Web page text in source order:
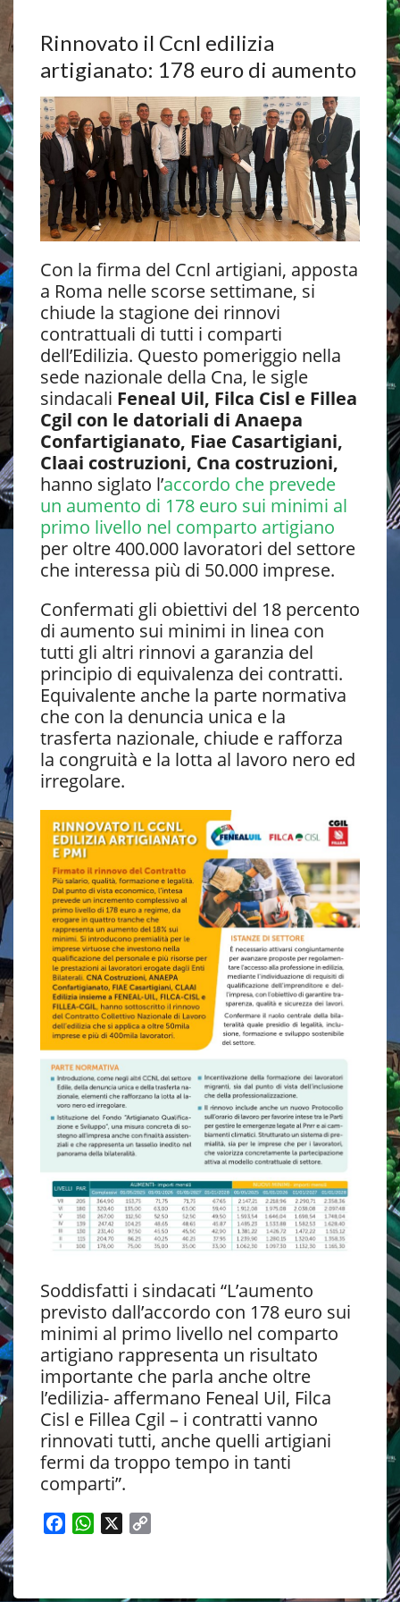
Rinnovato il Ccnl edilizia
artigianato: 178 euro di aumento
Con la firma del Ccnl artigiani, apposta
a Roma nelle scorse settimane, si
chiude la stagione dei rinnovi
contrattuali di tutti i comparti
dell’Edilizia. Questo pomeriggio nella
sede nazionale della Cna, le sigle
sindacali Feneal Uil, Filca Cisl e Fillea
Cgil con le datoriali di Anaepa
Confartigianato, Fiae Casartigiani,
Claai costruzioni, Cna costruzioni,
hanno siglato l’accordo che prevede
un aumento di 178 euro sui minimi al
primo livello nel comparto artigiano
per oltre 400.000 lavoratori del settore
che interessa più di 50.000 imprese.
Confermati gli obiettivi del 18 percento
di aumento sui minimi in linea con
tutti gli altri rinnovi a garanzia del
principio di equivalenza dei contratti.
Equivalente anche la parte normativa
che con la denuncia unica e la
trasferta nazionale, chiude e rafforza
la congruità e la lotta al lavoro nero ed
irregolare.
Soddisfatti i sindacati “L’aumento
previsto dall’accordo con 178 euro sui
minimi al primo livello nel comparto
artigiano rappresenta un risultato
importante che parla anche oltre
l’edilizia- affermano Feneal Uil, Filca
Cisl e Fillea Cgil – i contratti vanno
rinnovati tutti, anche quelli artigiani
fermi da troppo tempo in tanti
comparti”.
W